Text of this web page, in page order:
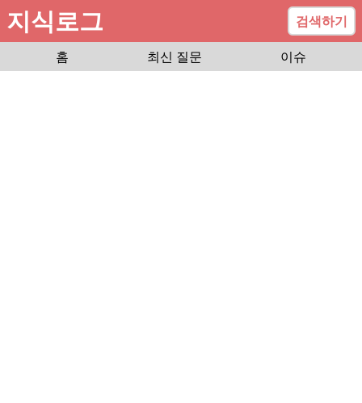
지식로그
검색하기
홈
최신 질문 이슈